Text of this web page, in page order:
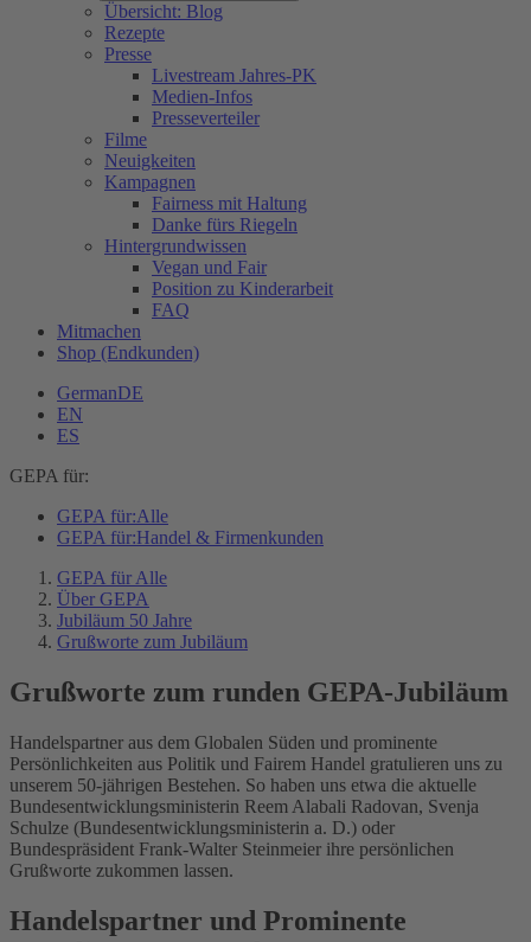
Übersicht: Blog
Rezepte
Presse
Livestream Jahres-PK
Medien-Infos
Presseverteiler
Filme
Neuigkeiten
Kampagnen
Fairness mit Haltung
Danke fürs Riegeln
Hintergrundwissen
Vegan und Fair
Position zu Kinderarbeit
FAQ
Mitmachen
Shop (Endkunden)
GermanDE
EN
ES
GEPA für:
GEPA für:Alle
GEPA für:Handel & Firmenkunden
GEPA für Alle
Über GEPA
Jubiläum 50 Jahre
Grußworte zum Jubiläum
Grußworte zum runden GEPA-Jubiläum
Handelspartner aus dem Globalen Süden und prominente
Persönlichkeiten aus Politik und Fairem Handel gratulieren uns zu
unserem 50-jährigen Bestehen. So haben uns etwa die aktuelle
Bundesentwicklungsministerin Reem Alabali Radovan, Svenja
Schulze (Bundesentwicklungsministerin a. D.) oder
Bundespräsident Frank-Walter Steinmeier ihre persönlichen
Grußworte zukommen lassen.
Handelspartner und Prominente